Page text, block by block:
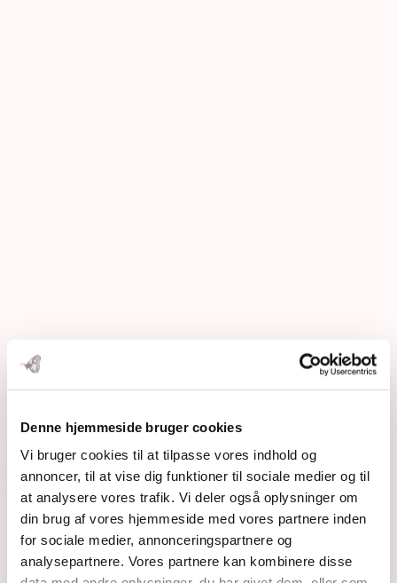
Denne hjemmeside bruger cookies
Vi bruger cookies til at tilpasse vores indhold og
annoncer, til at vise dig funktioner til sociale medier og til
at analysere vores trafik. Vi deler også oplysninger om
din brug af vores hjemmeside med vores partnere inden
for sociale medier, annonceringspartnere og
analysepartnere. Vores partnere kan kombinere disse
Open post by rosemaimonide with ID
18155419726492178